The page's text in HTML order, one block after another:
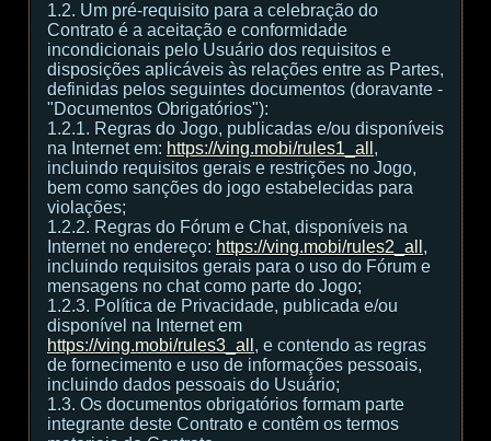
1.2. Um pré-requisito para a celebração do
Contrato é a aceitação e conformidade
incondicionais pelo Usuário dos requisitos e
disposições aplicáveis às relações entre as Partes,
definidas pelos seguintes documentos (doravante -
"Documentos Obrigatórios"):
1.2.1. Regras do Jogo, publicadas e/ou disponíveis
na Internet em: https://ving.mobi/rules1_all ,
incluindo requisitos gerais e restrições no Jogo,
bem como sanções do jogo estabelecidas para
violações;
1.2.2. Regras do Fórum e Chat, disponíveis na
Internet no endereço: https://ving.mobi/rules2_all ,
incluindo requisitos gerais para o uso do Fórum e
mensagens no chat como parte do Jogo;
1.2.3. Política de Privacidade, publicada e/ou
disponível na Internet em
https://ving.mobi/rules3_all , e contendo as regras
de fornecimento e uso de informações pessoais,
incluindo dados pessoais do Usuário;
1.3. Os documentos obrigatórios formam parte
integrante deste Contrato e contêm os termos